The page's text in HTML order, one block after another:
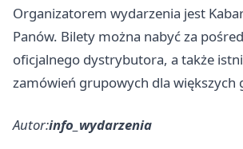
Organizatorem wydarzenia jest
Panów. Bilety można nabyć za
oficjalnego dystrybutora, a także
zamówień grupowych dla większych
Autor:info_wydarzenia